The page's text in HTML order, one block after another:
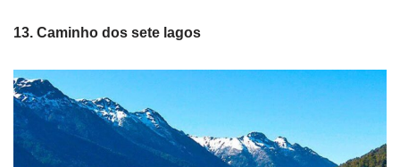
13. Caminho dos sete lagos